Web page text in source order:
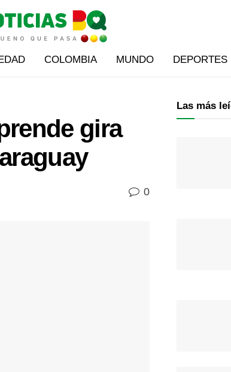
COLOMBIA MUNDO DEPORTES
gira
0
Las más